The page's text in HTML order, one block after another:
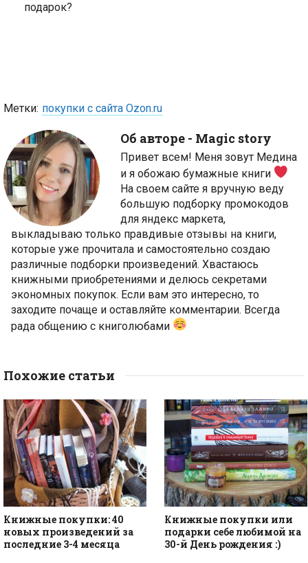
подарок?
Метки: покупки с сайта Ozon.ru
Об авторе - Magic story
Привет всем! Меня зовут Медина
и я обожаю бумажные книги
На своем сайте я вручную веду
большую подборку промокодов
для яндекс маркета,
выкладываю только правдивые отзывы на книги,
которые уже прочитала и самостоятельно создаю
различные подборки произведений. Хвастаюсь
книжными приобретениями и делюсь секретами
экономных покупок. Если вам это интересно, то
заходите почаще и оставляйте комментарии. Всегда
рада общению с книголюбами
Похожие статьи
Книжные покупки: 40
новых произведений за
последние 3-4 месяца
Книжные покупки или
подарки себе любимой на
30-й День рождения :)